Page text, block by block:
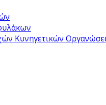
Κυνηγετικών